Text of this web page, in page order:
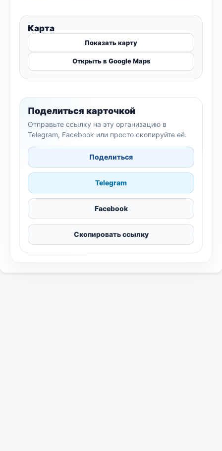
Карта
Показать карту
Открыть в Google Maps
Поделиться карточкой
Отправьте ссылку на эту организацию в
Telegram, Facebook или просто скопируйте её.
Поделиться
Telegram
Facebook
Скопировать ссылку